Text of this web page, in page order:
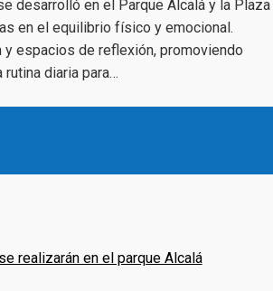
desarrolló en el Parque Alcalá y la Plaza
en el equilibrio físico y emocional.
espacios de reflexión, promoviendo
diaria para…